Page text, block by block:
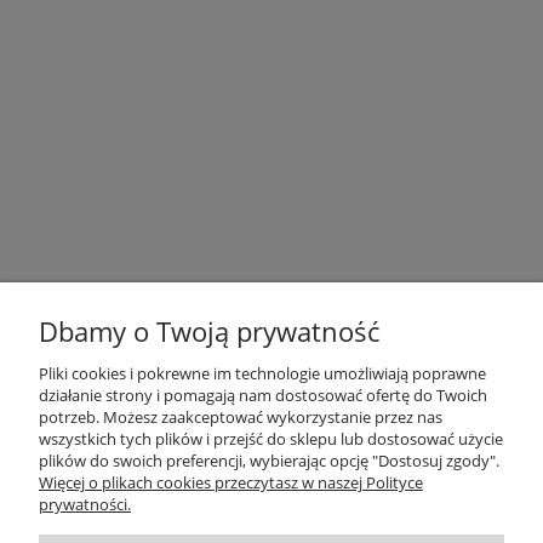
OBSŁUGA KLIENTA
O NAS / INFORMACJE
Dbamy o Twoją prywatność
Pliki cookies i pokrewne im technologie umożliwiają poprawne
działanie strony i pomagają nam dostosować ofertę do Twoich
potrzeb. Możesz zaakceptować wykorzystanie przez nas
wszystkich tych plików i przejść do sklepu lub dostosować użycie
plików do swoich preferencji, wybierając opcję "Dostosuj zgody".
Więcej o plikach cookies przeczytasz w naszej Polityce
prywatności.